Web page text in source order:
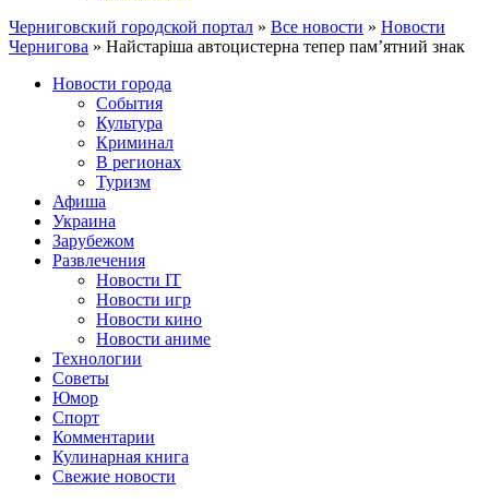
Черниговский городской портал » Все новости » Новости
Чернигова » Найстаріша автоцистерна тепер пам’ятний знак
Новости города
События
Культура
Криминал
В регионах
Туризм
Афиша
Украина
Зарубежом
Развлечения
Новости IT
Новости игр
Новости кино
Новости аниме
Технологии
Советы
Юмор
Спорт
Комментарии
Кулинарная книга
Свежие новости